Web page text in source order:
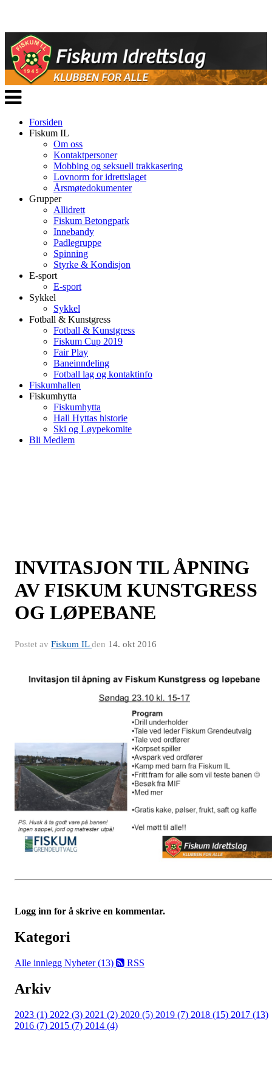
Veksle
navigasjon
Forsiden
Fiskum IL
Om oss
Kontaktpersoner
Mobbing og seksuell trakkasering
Lovnorm for idrettslaget
Årsmøtedokumenter
Grupper
Allidrett
Fiskum Betongpark
Innebandy
Padlegruppe
Spinning
Styrke & Kondisjon
E-sport
E-sport
Sykkel
Sykkel
Fotball & Kunstgress
Fotball & Kunstgress
Fiskum Cup 2019
Fair Play
Baneinndeling
Fotball lag og kontaktinfo
Fiskumhallen
Fiskumhytta
Fiskumhytta
Hall Hyttas historie
Ski og Løypekomite
Bli Medlem
INVITASJON TIL ÅPNING
AV FISKUM KUNSTGRESS
OG LØPEBANE
Postet av Fiskum ILden 14. okt 2016
Logg inn for å skrive en kommentar.
Kategori
Alle innlegg Nyheter (13) RSS
Arkiv
2023 (1) 2022 (3) 2021 (2) 2020 (5) 2019 (7) 2018 (15) 2017 (13)
2016 (7) 2015 (7) 2014 (4)